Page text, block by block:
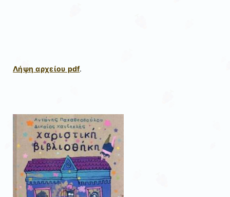
Λήψη αρχείου pdf.